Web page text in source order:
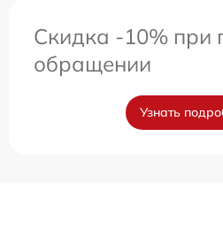
Скидка -10% при
обращении
Узнать